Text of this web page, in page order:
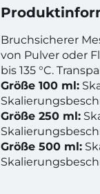
Bruchsicherer
von Pulver oder
bis 135 °C.
Größe 100 ml:
Größe 250 ml:
Größe 500 ml: